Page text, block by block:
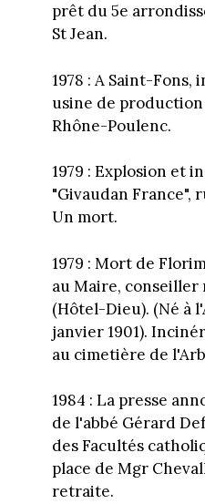
prêt du 5e
St Jean.
1978 : A Saint-
usine de
Rhône-Poulenc.
1979 : Explosion et
"Givaudan France",
Un mort.
1979 : Mort de
au Maire, conseiller
(Hôtel-Dieu). (Né à
janvier 1901).
au cimetière de
1984 : La presse
de l'abbé Gérard
des Facultés
place de Mgr
retraite.